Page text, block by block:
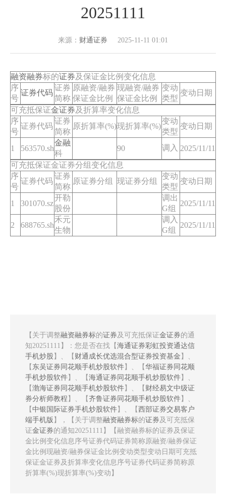
20251111
来源： 财通证券 2025-11-11 01:01
融资融券标的证券及保证金比例变化信息
序
号
证券代码
证券
简称
原融资/融券
保证金比例
现融资/融券
保证金比例
变动
类型
变动日期
可充抵保证金证券及折算率变化信息
序
号
证券代码
证券
简称
原折算率(%)现折算率(%)
变动
类型
变动日期
1 563570.sh
金融
科
90 调入 2025/11/11
可充抵保证金证券分组变化信息
序
号
证券代码
证券
简称
原证券分组 现证券分组
变动
类型
变动日期
1 301070.sz
开勒
股份
调出
G组
2025/11/11
2 688765.sh
禾元
生物
调入
G组
2025/11/11
【关于调整融资融券标的证券及可充抵保证金证券的通
知20251111】：您是否在找【 海通证券彩虹投资通达信
手机炒股 】、【 财通成长优选混合型证券投资基金 】、
【 东吴证券同花顺手机炒股软件 】、【 华福证券同花顺
手机炒股软件 】、【 海通证券同花顺手机炒股软件 】、
【 渤海证券同花顺手机炒股软件 】、【 财经易文中级证
券分析师教程 】、【 齐鲁证券同花顺手机炒股软件 】、
【 中银国际证券手机炒股软件 】、【 西部证券交易客户
端手机版 】，【关于调整融资融券标的证券及可充抵保
证金证券的通知20251111】【融资融券标的证券及保证
金比例变化信息序号证券代码证券简称原融资/融券保证
金比例现融资/融券保证金比例变动类型变动日期可充抵
保证金证券及折算率变化信息序号证券代码证券简称原
折算率(%)现折算率(%)变动】